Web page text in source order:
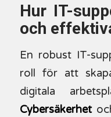
Hur IT-
och
En robust IT-
roll för att
digitala
Cybersäkerhet